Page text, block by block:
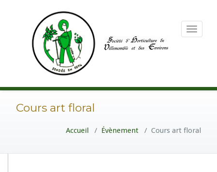
Toggle
Cours art floral
Accueil / Évènement / Cours art floral